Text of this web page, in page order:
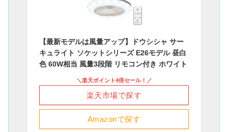
【最新モデルは風量アップ】ドウシシャ サー
キュライト ソケットシリーズ E26モデル 昼白
色 60W相当 風量3段階 リモコン付き ホワイト
Amazonで探す
＼楽天ポイント4倍セール！／
楽天市場で探す